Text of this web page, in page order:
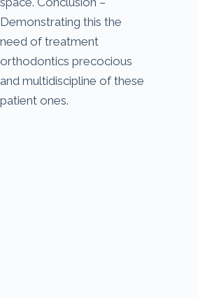
Demonstrating this the
need of treatment
orthodontics precocious
and multidiscipline of these
patient ones.